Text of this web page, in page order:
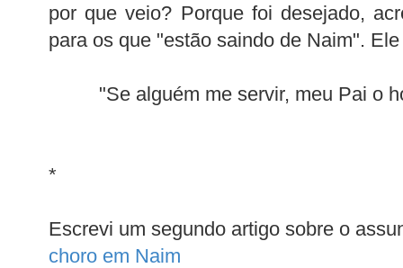
por que veio? Porque foi desejado,
para os que "estão saindo de Naim".
"Se alguém me servir, meu Pai o
*
Escrevi um segundo artigo sobre o
choro em Naim